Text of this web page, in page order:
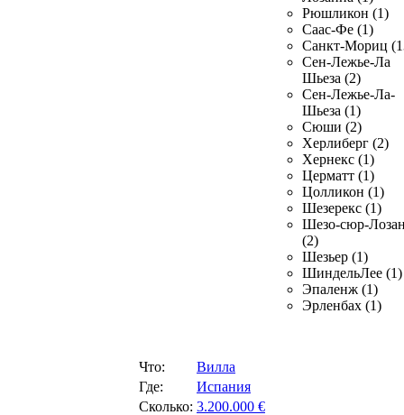
Рюшликон (1)
Саас-Фе (1)
Санкт-Мориц
Сен-Лежье-Ла
Шьеза (2)
Сен-Лежье-Ла-
Шьеза (1)
Сюши (2)
Херлиберг (2)
Хернекс (1)
Церматт (1)
Цолликон (1)
Шезерекс (1)
Шезо-сюр-
(2)
Шезьер (1)
ШиндельЛее (1)
Эпаленж (1)
Эрленбах (1)
Что:
Вилла
Где:
Испания
Сколько: 3.200.000 €